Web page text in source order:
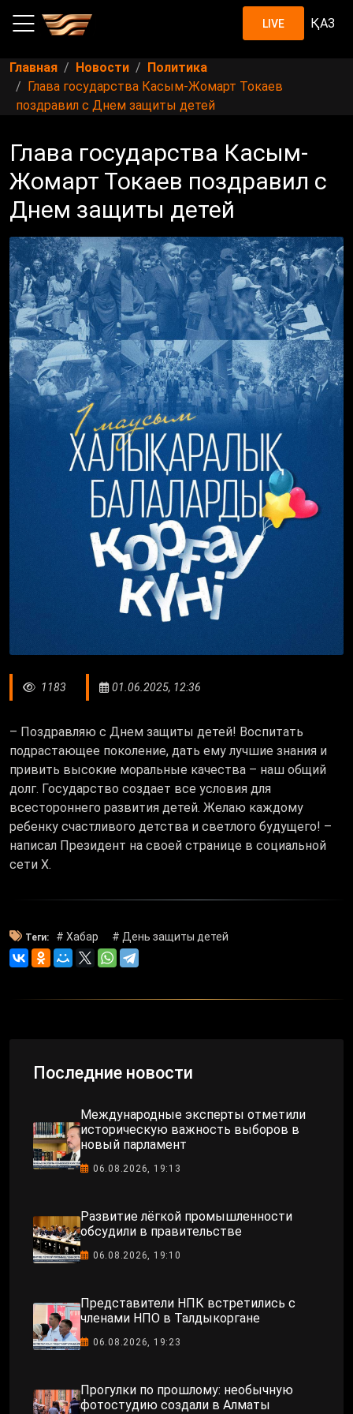
LIVE ҚАЗ
Главная Новости
Политика
Глава государства Касым-Жомарт Токаев
поздравил с Днем защиты детей
Глава государства Касым-
Жомарт Токаев поздравил с
Днем защиты детей
1183 01.06.2025, 12:36
– Поздравляю с Днем защиты детей! Воспитать
подрастающее поколение, дать ему лучшие знания и
привить высокие моральные качества – наш общий
долг. Государство создает все условия для
всестороннего развития детей. Желаю каждому
ребенку счастливого детства и светлого будущего! –
написал Президент на своей странице в социальной
сети Х.
Теги: # Хабар # День защиты детей
Последние новости
Международные эксперты отметили
историческую важность выборов в
новый парламент
06.08.2026, 19:13
Развитие лёгкой промышленности
обсудили в правительстве
06.08.2026, 19:10
Представители НПК встретились с
членами НПО в Талдыкоргане
06.08.2026, 19:23
Прогулки по прошлому: необычную
фотостудию создали в Алматы